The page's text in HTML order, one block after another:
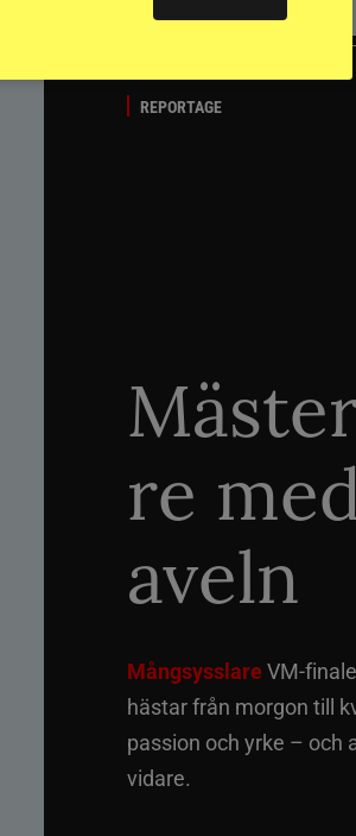
REPORTAGE
re
aveln
MångsysslareVM-
hästar från morgon till
passion och yrke – och
vidare.